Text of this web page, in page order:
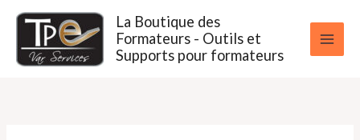
contenu
La Boutique des
Formateurs - Outils et
Supports pour formateurs